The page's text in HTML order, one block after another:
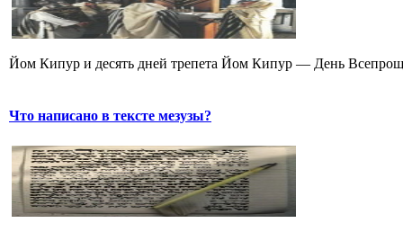
Йом Кипур и десять дней трепета Йом Кипур — День
Что написано в тексте мезузы?